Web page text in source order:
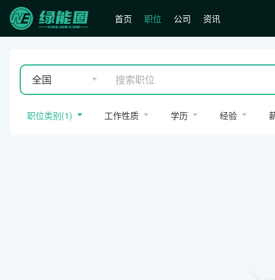
首页 职位 公司 资讯
全国
职位类别(1) 工作性质 学历 经验